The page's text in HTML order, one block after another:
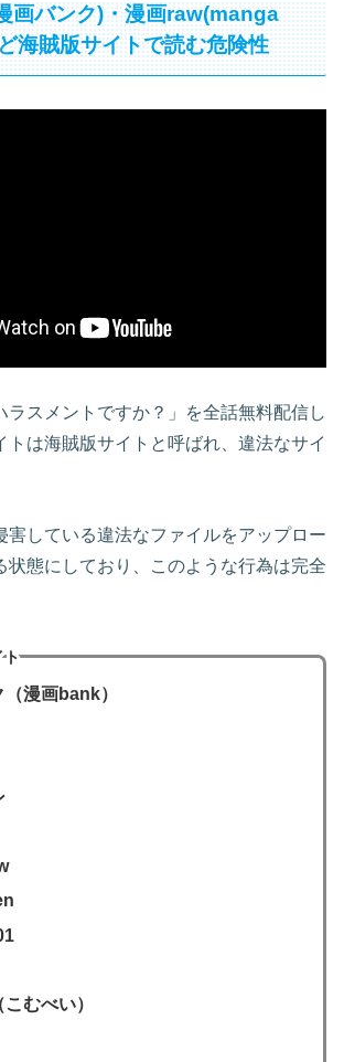
画バンク)・漫画raw(manga
海賊版サイトで読む危険性
ラスメントですか？」を全話無料配信し
トは海賊版サイトと呼ばれ、違法なサイ
害している違法なファイルをアップロー
状態にしており、このような行為は完全
ト
漫画bank）
むべい）